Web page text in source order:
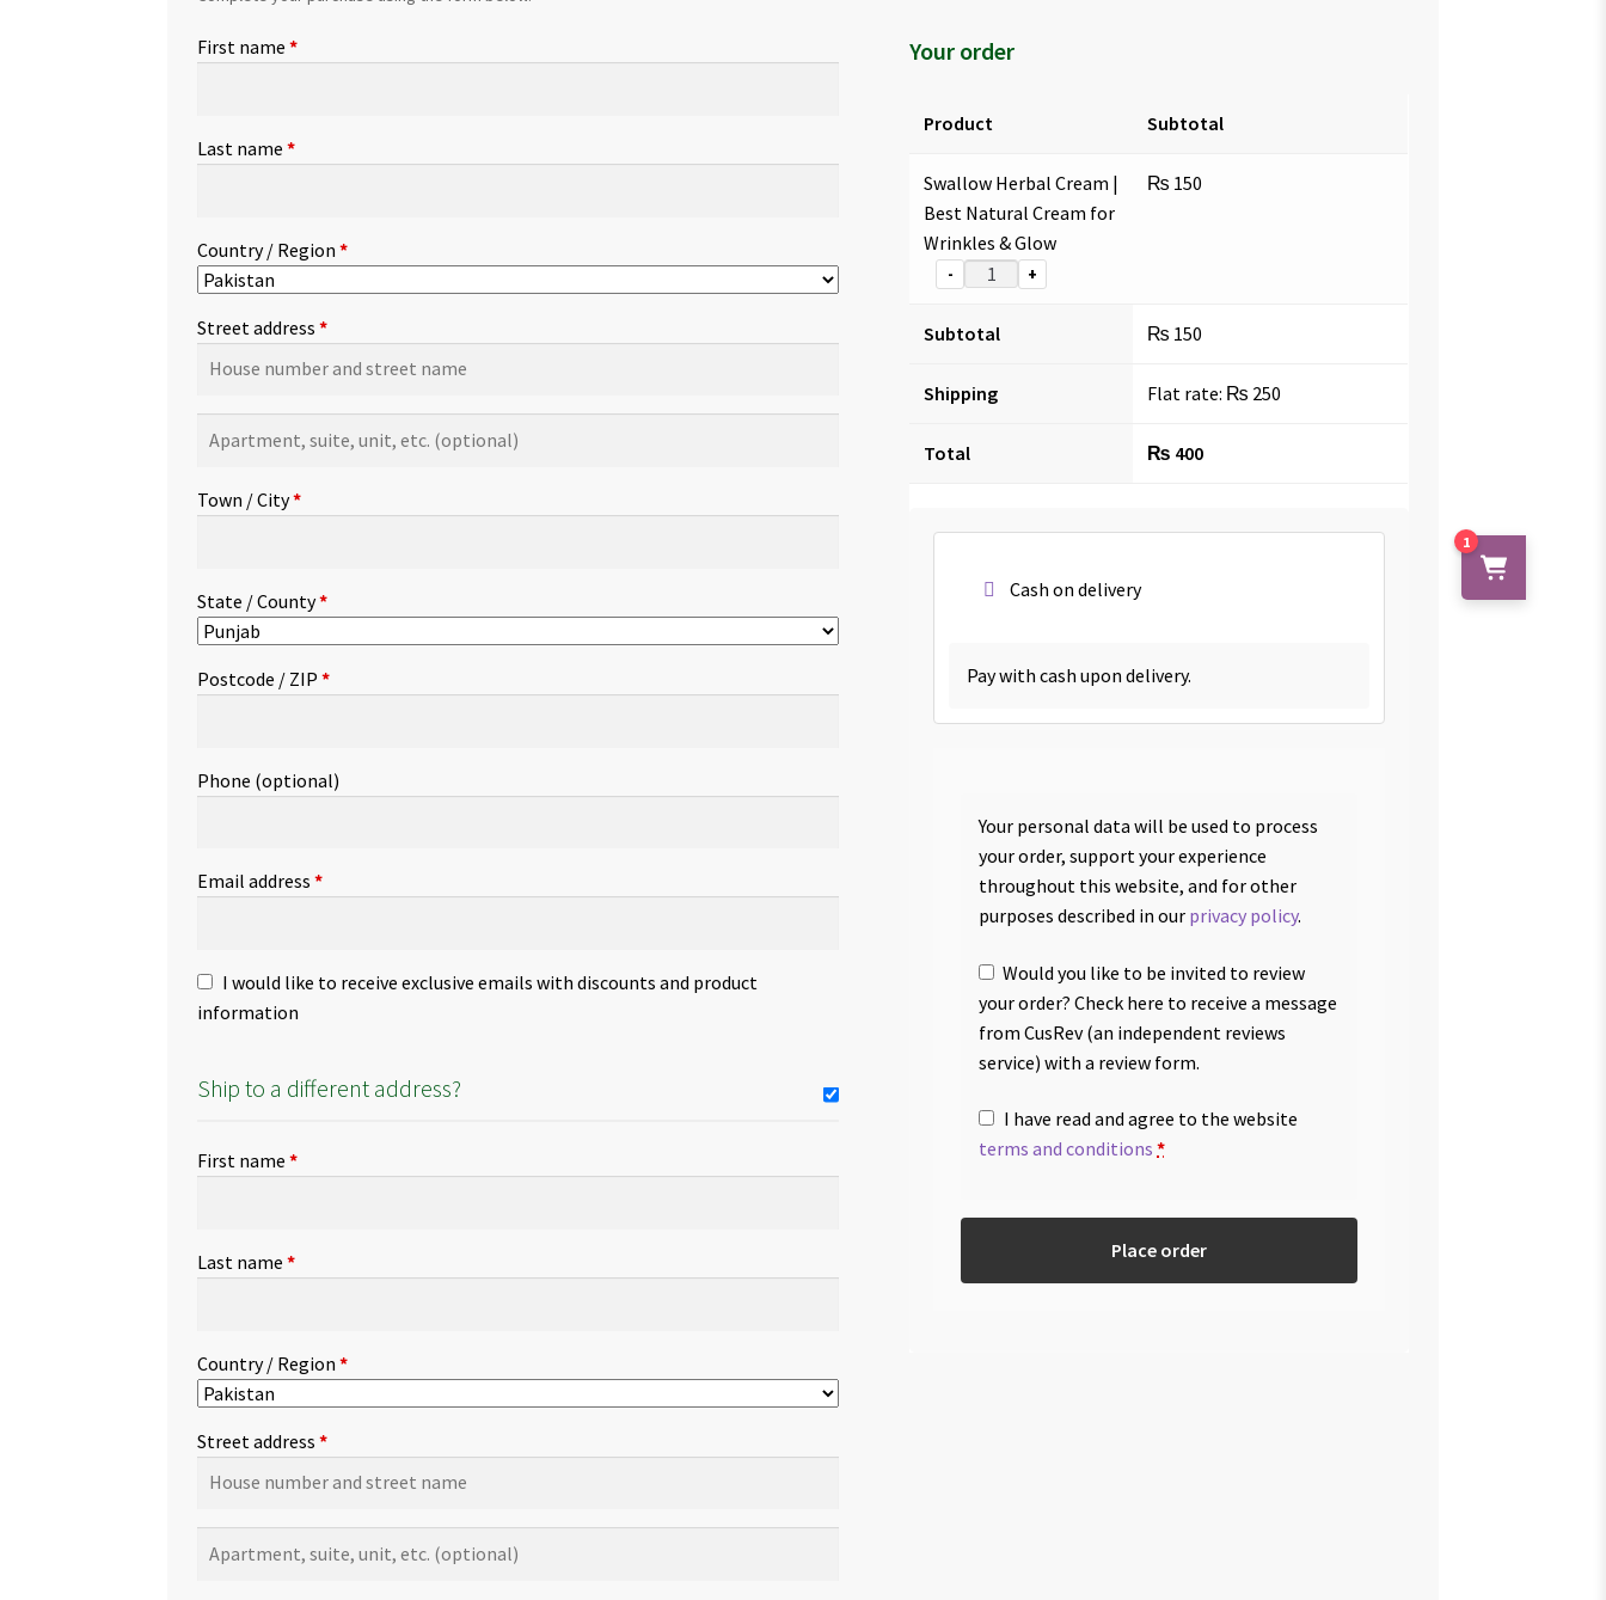
First name*
Last name*
Country / Region*
Street address*
suite,
etc.(optional)
Town / City*
State / County*
Postcode / ZIP*
Phone (optional)
Email address*
I would like to receive exclusive emails with discounts and product
information
Ship to a different address?
First name*
Last name*
Country / Region*
Street address*
suite,
Your order
Product Subtotal
Swallow Herbal Cream |
Best Natural Cream for
Wrinkles & Glow
- +
₨ 150
Subtotal ₨ 150
Shipping Flat rate: ₨ 250
Total ₨ 400
Cash on delivery
Pay with cash upon delivery.
Your personal data will be used to process
your order, support your experience
throughout this website, and for other
purposes described in our privacy policy.
Would you like to be invited to review
your order? Check here to receive a message
from CusRev (an independent reviews
service) with a review form.
I have read and agree to the website
terms and conditions *
Place order
1